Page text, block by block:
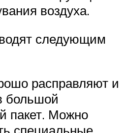
воздуха.
следующим
расправляют и
большой
пакет. Можно